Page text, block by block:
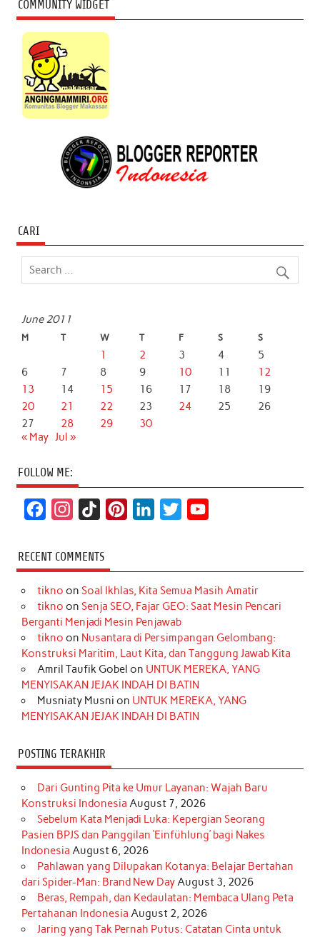
COMMUNITY WIDGET
CARI
June 2011
M T W T F S S
1 2 3 4
5
6
7 8 9 10 11
12
13
14 15 16 17 18
19
20
21 22 23 24 25
26
27
28 29
30
« May Jul »
FOLLOW ME:
c
e
b
o
k
s
t
a
r
a
m
k
T
o
k
t
e
r
e
s
t
k
e
d
I
n
t
t
r
T
u
e
RECENT COMMENTS
tikno on Soal Ikhlas, Kita Semua Masih Amatir
tikno on Senja SEO, Fajar GEO: Saat Mesin Pencari
Berganti Menjadi Mesin Penjawab
tikno on Nusantara di Persimpangan Gelombang:
Konstruksi Maritim, Laut Kita, dan Tanggung Jawab Kita
Amril Taufik Gobel on UNTUK MEREKA, YANG
MENYISAKAN JEJAK INDAH DI BATIN
Musniaty Musni on UNTUK MEREKA, YANG
MENYISAKAN JEJAK INDAH DI BATIN
POSTING TERAKHIR
Dari Gunting Pita ke Umur Layanan: Wajah Baru
Konstruksi Indonesia August 7, 2026
Sebelum Kata Menjadi Luka: Kepergian Seorang
Pasien BPJS dan Panggilan ‘Einfühlung’ bagi Nakes
Indonesia August 6, 2026
Pahlawan yang Dilupakan Kotanya: Belajar Bertahan
dari Spider-Man: Brand New DayAugust 3, 2026
Beras, Rempah, dan Kedaulatan: Membaca Ulang Peta
Pertahanan Indonesia August 2, 2026
Jaring yang Tak Pernah Putus: Catatan Cinta untuk